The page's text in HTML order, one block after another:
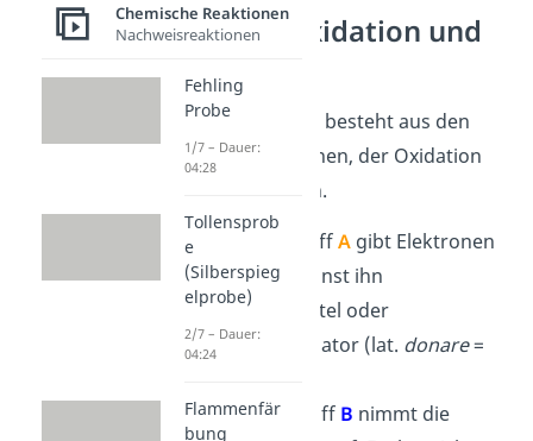
Was sind Oxidation und
Die Redoxreaktion besteht aus den
beiden Teilreaktionen, der Oxidation
und der Reduktion.
Oxidation
StoffA gibt Elektronen
(e–) ab. Du nennst ihn
Reduktionsmittel oder
Elektronendonator (lat. donare=
Reduktion
Stoff B nimmt die
Chemische Reaktionen
Nachweisreaktionen
Fehling
Probe
1/7 – Dauer:
04:28
Tollensprob
e
(Silberspieg
elprobe)
2/7 – Dauer:
04:24
Flammenfär
bung